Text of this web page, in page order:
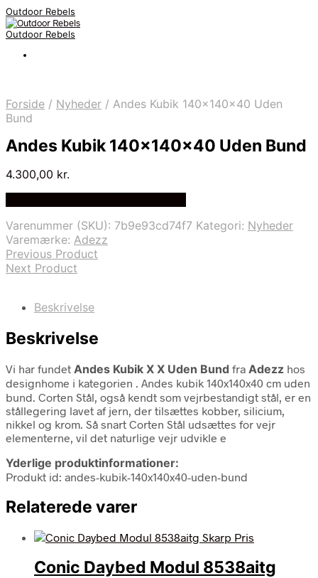
Outdoor Rebels
Outdoor Rebels
Forside / Nyheder / Andes Kubik 140x140x40 Uden
Bund
Andes Kubik 140x140x40 Uden Bund
4.300,00 kr.
Varenummer (SKU): 7b9e93cd74f7 Kategori: Nyheder
Varemærke: Adezz
Previous Product
Next Product
Beskrivelse
Beskrivelse
Vi har fundet Andes Kubik X X Uden Bund fra Adezz hos
designhome i kategorien . Andes kubik 140x140x40 cm uden
bund. Corten Stål, også kendt som vejrbestandigt stål, er en
stållegering lavet af jern, der tilsættes kobber, silicium,
nikkel og krom. Så snart Corten Stål udsættes for vejr
elementerne, vil det naturlige vejr udvikle e
Yderlige produktinformationer:
Produkt id: andes-kubik-140x140x40-uden-bund
Relaterede varer
Conic Daybed Modul 8538aitg